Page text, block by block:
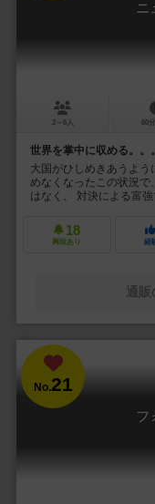
ニ
2～6人 60
世界を掌中に収める。。
大国がひしめきあうよ
めなくなったこの状況
はなく、 対決による富
18
興味あり 経
通
No.21
フ